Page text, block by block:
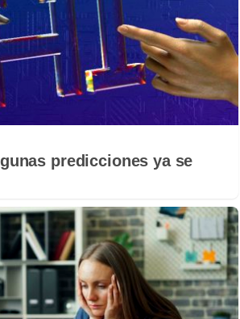
predicciones ya se